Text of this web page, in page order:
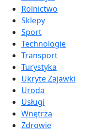
Rolnictwo
Sklepy
Sport
Technologie
Transport
Turystyka
Ukryte Zajawki
Uroda
Usługi
Wnętrza
Zdrowie